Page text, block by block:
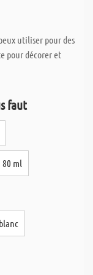
utiliser pour des
pour décorer et
faut
ml